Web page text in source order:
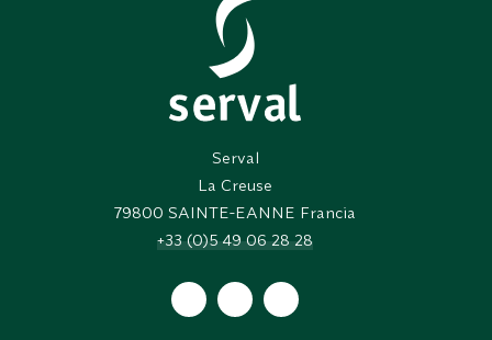
Serval
La Creuse
79800 SAINTE-EANNE Francia
+33 (0)5 49 06 28 28